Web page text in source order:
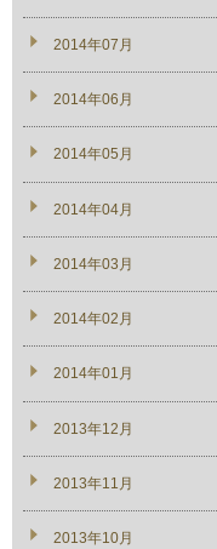
2014年07月
2014年06月
2014年05月
2014年04月
2014年03月
2014年02月
2014年01月
2013年12月
2013年11月
2013年10月